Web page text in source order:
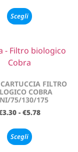
Scegli
FILTRO
COBRA
75/130/175
3.30 - €5.78
Scegli